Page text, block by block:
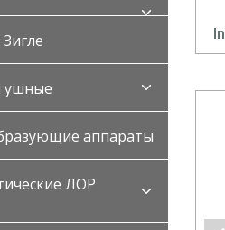
ушные
аппараты
ЛОР